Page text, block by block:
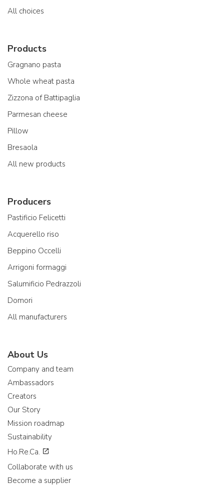
All choices
Products
Gragnano pasta
Whole wheat pasta
Zizzona of Battipaglia
Parmesan cheese
Pillow
Bresaola
All new products
Producers
Pastificio Felicetti
Acquerello riso
Beppino Occelli
Arrigoni formaggi
Salumificio Pedrazzoli
Domori
All manufacturers
About Us
Company and team
Ambassadors
Creators
Our Story
Mission roadmap
Sustainability
Ho.Re.Ca.
Collaborate with us
Become a supplier